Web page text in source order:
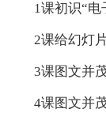
1课初识“电
2课给幻灯
3课图文并
4课图文并